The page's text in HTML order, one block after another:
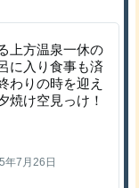
上方温泉一休の
に入り食事も済
わりの時を迎え
焼け空見っけ！
年7月26日